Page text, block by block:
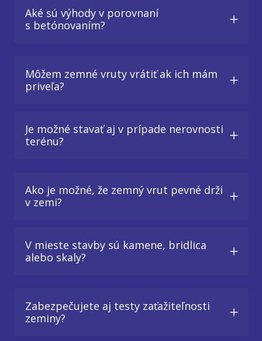
Aké sú výhody v porovnaní
s betónovaním?
Môžem zemné vruty vrátiť ak ich mám
priveľa?
Je možné stavať aj v prípade nerovnosti
terénu?
Ako je možné, že zemný vrut pevné drži
v zemi?
V mieste stavby sú kamene, bridlica
alebo skaly?
Zabezpečujete aj testy zaťažiteľnosti
zeminy?